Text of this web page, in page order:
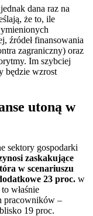
dana raz na
że to, ile
źródeł finansowania
zagraniczny) oraz
Im szybciej
będzie wzrost
utoną w
sektory gospodarki
zaskakujące
w scenariuszu
23 proc. w
właśnie
pracowników –
19 proc.